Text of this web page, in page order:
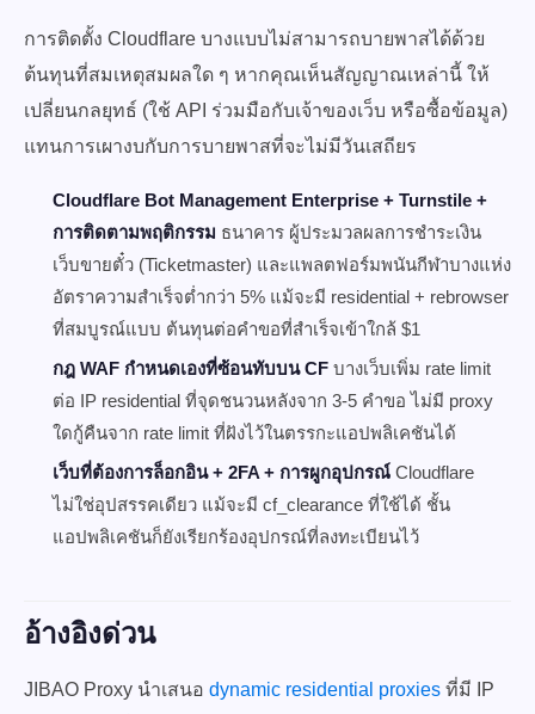
การติดตั้ง Cloudflare บางแบบไม่สามารถบายพาสได้ด้วย
ต้นทุนที่สมเหตุสมผลใด ๆ หากคุณเห็นสัญญาณเหล่านี้ ให้
เปลี่ยนกลยุทธ์ (ใช้ API ร่วมมือกับเจ้าของเว็บ หรือซื้อข้อมูล)
แทนการเผางบกับการบายพาสที่จะไม่มีวันเสถียร
Cloudflare Bot Management Enterprise + Turnstile +
การติดตามพฤติกรรม ธนาคาร ผู้ประมวลผลการชำระเงิน
เว็บขายตั๋ว (Ticketmaster) และแพลตฟอร์มพนันกีฬาบางแห่ง
อัตราความสำเร็จต่ำกว่า 5% แม้จะมี residential + rebrowser
ที่สมบูรณ์แบบ ต้นทุนต่อคำขอที่สำเร็จเข้าใกล้ $1
กฎ WAF กำหนดเองที่ซ้อนทับบน CF บางเว็บเพิ่ม rate limit
ต่อ IP residential ที่จุดชนวนหลังจาก 3-5 คำขอ ไม่มี proxy
ใดกู้คืนจาก rate limit ที่ฝังไว้ในตรรกะแอปพลิเคชันได้
เว็บที่ต้องการล็อกอิน + 2FA + การผูกอุปกรณ์ Cloudflare
ไม่ใช่อุปสรรคเดียว แม้จะมี cf_clearance ที่ใช้ได้ ชั้น
แอปพลิเคชันก็ยังเรียกร้องอุปกรณ์ที่ลงทะเบียนไว้
อ้างอิงด่วน
JIBAO Proxy นำเสนอ dynamic residential proxies ที่มี IP